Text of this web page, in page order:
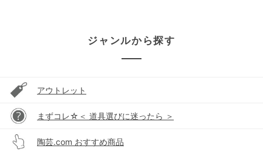
ジャンルから探す
アウトレット
まずコレ☆＜ 道具選びに迷ったら ＞
陶芸.com おすすめ商品